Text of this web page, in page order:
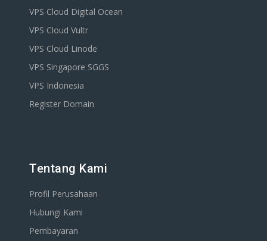
VPS Cloud Digital Ocean
VPS Cloud Vultr
VPS Cloud Linode
VPS Singapore SGGS
VPS Indonesia
Register Domain
Tentang Kami
Profil Perusahaan
Hubungi Kami
Pembayaran